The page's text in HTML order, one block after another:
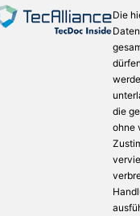
Die
die
ohne